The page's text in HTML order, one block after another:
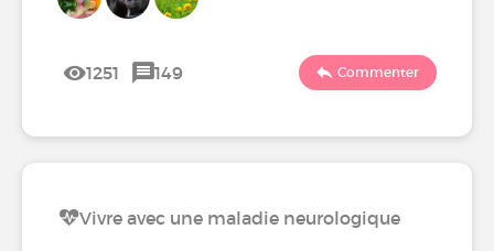
1251 149 Commenter
Vivre avec une maladie neurologique